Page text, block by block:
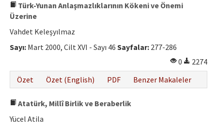
Türk-Yunan Anlaşmazlıklarının Kökeni ve Önemi
Üzerine
Vahdet Keleşyılmaz
Sayı: Mart 2000, Cilt XVI - Sayı 46 Sayfalar: 277-286
0
2274
Özet
Özet (English) PDF Benzer Makaleler
Atatürk, Millî Birlik ve Beraberlik
Yücel Atila